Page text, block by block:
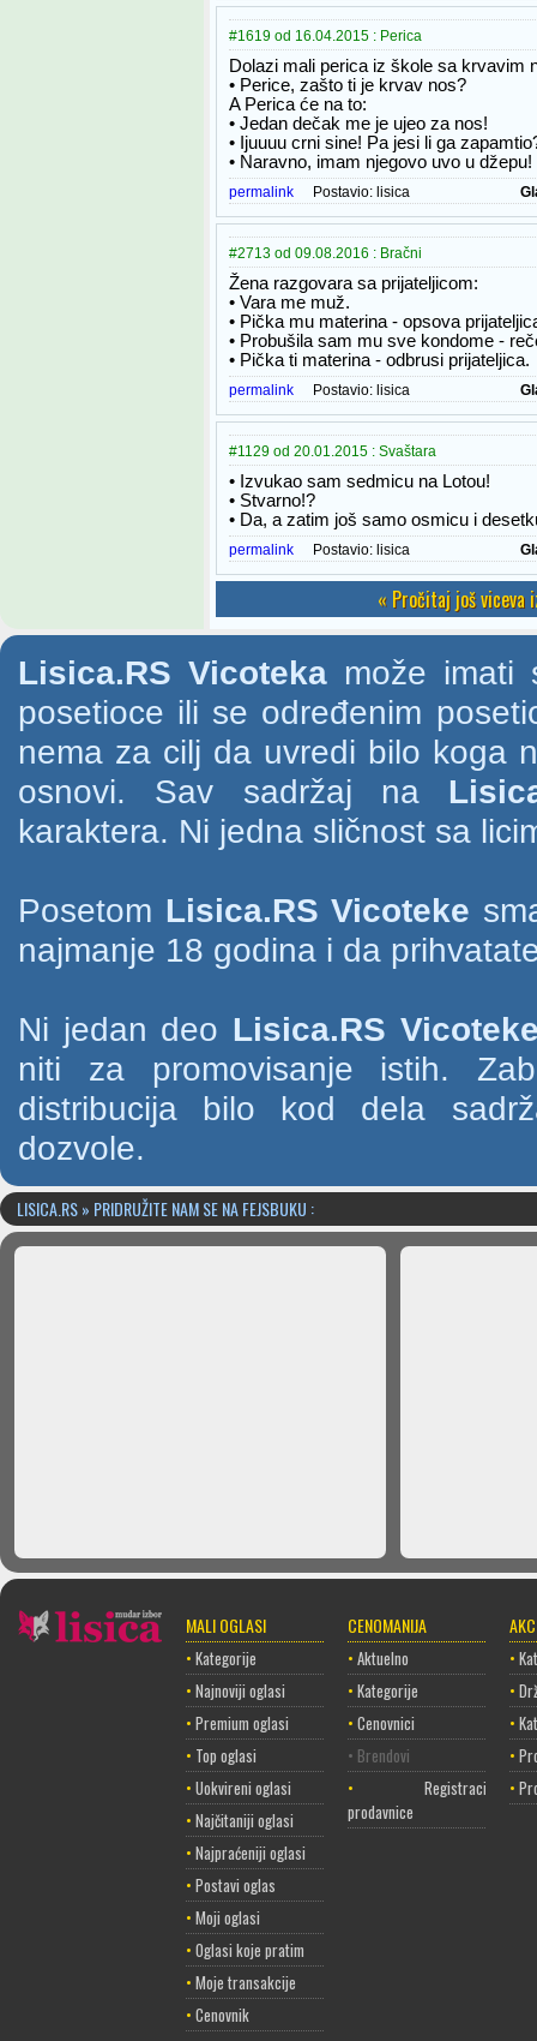
#1619 od 16.04.2015 : Perica
Dolazi mali perica iz škole sa krvavim
• Perice, zašto ti je krvav nos?
A Perica će na to:
• Jedan dečak me je ujeo za nos!
• Ijuuuu crni sine! Pa jesi li ga
• Naravno, imam njegovo uvo u džepu!
permalink Postavio: lisica
#2713 od 09.08.2016 : Bračni
Žena razgovara sa prijateljicom:
• Vara me muž.
• Pička mu materina - opsova
• Probušila sam mu sve kondome -
• Pička ti materina - odbrusi prijateljica.
permalink Postavio: lisica
#1129 od 20.01.2015 : Svaštara
• Izvukao sam sedmicu na Lotou!
• Stvarno!?
• Da, a zatim još samo osmicu i
permalink Postavio: lisica
« Pročitaj još viceva
Lisica.RS Vicotekamože imati
posetioce ili se određenim
nema za cilj da uvredi bilo koga
osnovi. Sav sadržaj na
karaktera. Ni jedna sličnost sa
Posetom Lisica.RS Vicoteke
najmanje 18 godina i da
Ni jedan deo Lisica.RS
niti za promovisanje istih.
distribucija bilo kod dela
dozvole.
LISICA.RS » PRIDRUŽITE NAM SE NA FEJSBUKU :
MALI OGLASI
• Kategorije
• Najnoviji oglasi
• Premium oglasi
• Top oglasi
• Uokvireni oglasi
• Najčitaniji oglasi
• Najpraćeniji oglasi
• Postavi oglas
• Moji oglasi
• Oglasi koje pratim
• Moje transakcije
• Cenovnik
CENOMANIJA
• Aktuelno
• Kategorije
• Cenovnici
• Brendovi
• Registracija
prodavnice
•
•
•
•
•